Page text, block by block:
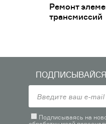
Ремонт
трансмиссий
Подписываясь на